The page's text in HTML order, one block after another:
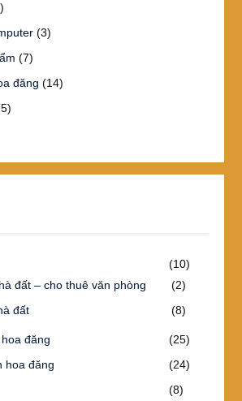
(3)
(7)
đăng (14)
(10)
đất – cho thuê văn phòng
(2)
đất
(8)
đăng
(25)
hoa đăng
(24)
(8)